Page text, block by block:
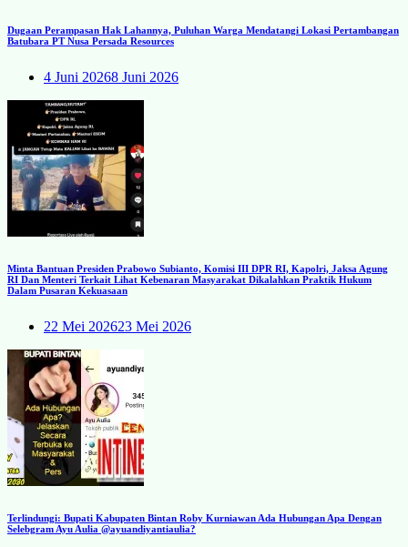
Dugaan Perampasan Hak Lahannya, Puluhan Warga Mendatangi Lokasi Pertambangan
Batubara PT Nusa Persada Resources
4 Juni 20268 Juni 2026
Minta Bantuan Presiden Prabowo Subianto, Komisi III DPR RI, Kapolri, Jaksa Agung
RI Dan Menteri Terkait Lihat Kebenaran Masyarakat Dikalahkan Praktik Hukum
Dalam Pusaran Kekuasaan
22 Mei 202623 Mei 2026
Terlindungi: Bupati Kabupaten Bintan Roby Kurniawan Ada Hubungan Apa Dengan
Selebgram Ayu Aulia @ayuandiyantiaulia?